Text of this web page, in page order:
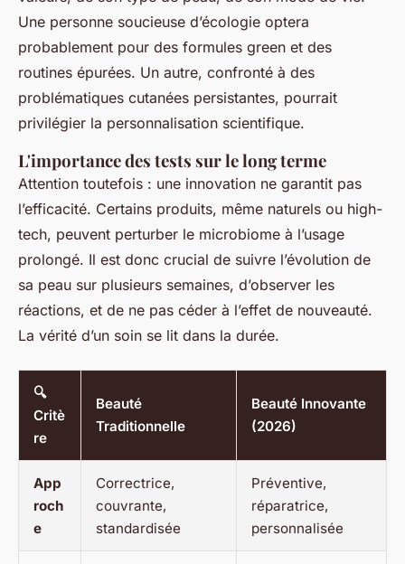
Une personne soucieuse d’écologie optera
probablement pour des formules green et des
routines épurées. Un autre, confronté à des
problématiques cutanées persistantes, pourrait
privilégier la personnalisation scientifique.
L'importance des tests sur le long terme
Attention toutefois : une innovation ne garantit pas
l’efficacité. Certains produits, même naturels ou high-
tech, peuvent perturber le microbiome à l’usage
prolongé. Il est donc crucial de suivre l’évolution de
sa peau sur plusieurs semaines, d’observer les
réactions, et de ne pas céder à l’effet de nouveauté.
La vérité d’un soin se lit dans la durée.
🔍
Critè
re
Beauté
Traditionnelle
Beauté Innovante
(2026)
App
roch
e
Correctrice,
couvrante,
standardisée
Préventive,
réparatrice,
personnalisée